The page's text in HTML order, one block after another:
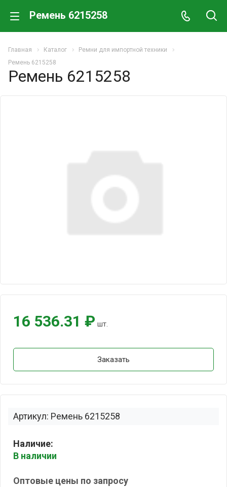
Ремень 6215258
Главная Каталог
Ремни для импортной техники
Ремень 6215258
Ремень 6215258
Артикул: Ремень 6215258
Наличие:
В наличии
Оптовые цены по запросу
16 536.31 ₽ шт.
Заказать